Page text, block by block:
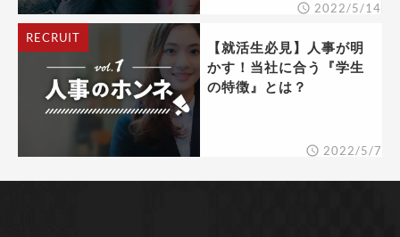
2022/5/14
RECRUIT
【就活生必見】人事が明
かす！当社に合う『学生
の特徴』とは？
2022/5/7